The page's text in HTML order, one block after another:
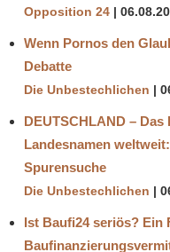
Opposition 24
Wenn Pornos den
Debatte
Die Unbestechlichen
DEUTSCHLAND –
Landesnamen
Spurensuche
Die Unbestechlichen
Ist Baufi24 seriös? Ein